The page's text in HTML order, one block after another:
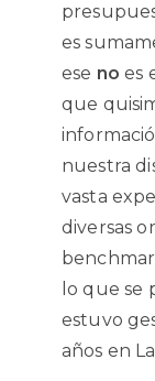
es
ese no es
que
nuestra
vasta
diversas
lo que se
estuvo
años en